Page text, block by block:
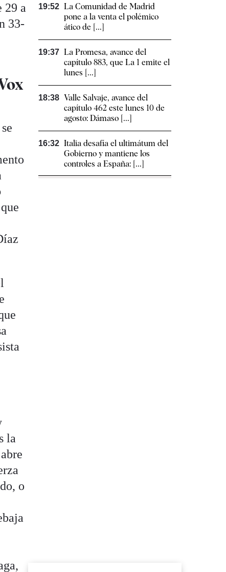
29 a
33-
la
o
19:52 La Comunidad de Madrid
pone a la venta el polémico
ático de [...]
19:37 La Promesa, avance del
capítulo 883, que La 1 emite el
lunes [...]
18:38 Valle Salvaje, avance del
capítulo 462 este lunes 10 de
agosto: Dámaso [...]
16:32 Italia desafía el ultimátum del
Gobierno y mantiene los
controles a España: [...]